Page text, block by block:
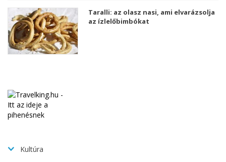
Taralli: az olasz nasi, ami elvarázsolja
az ízlelőbimbókat
Kultúra